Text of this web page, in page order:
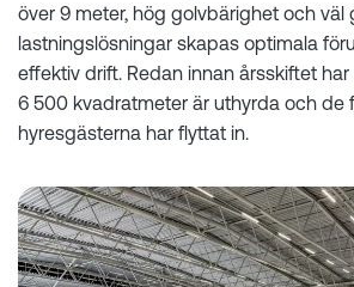
över 9 meter, hög golvbärighet och väl
lastningslösningar skapas optimala
effektiv drift. Redan innan årsskiftet har
6 500 kvadratmeter är uthyrda och de
hyresgästerna har flyttat in.